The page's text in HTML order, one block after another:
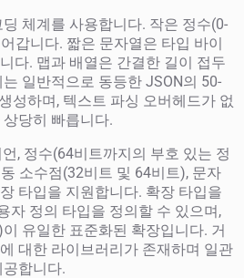
체계를 사용합니다. 작은 정수(0-
갑니다. 짧은 문자열은 타입 바이
다. 맵과 배열은 간결한 길이 접두
일반적으로 동등한 JSON의 50-
성하며, 텍스트 파싱 오버헤드가 없
당히 빠릅니다.
, 정수(64비트까지의 부호 있는 정
소수점(32비트 및 64비트), 문자
타입을 지원합니다. 확장 타입을
자 정의 타입을 정의할 수 있으며,
유일한 표준화된 확장입니다. 거
대한 라이브러리가 존재하며 일관
합니다.